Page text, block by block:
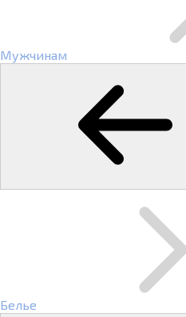
Мужчинам
Белье